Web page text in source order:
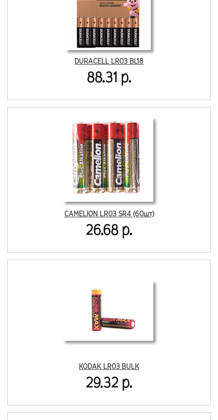
DURACELL LR03 BL18
88.31 р.
CAMELION LR03 SR4 (60шт)
26.68 р.
KODAK LR03 BULK
29.32 р.